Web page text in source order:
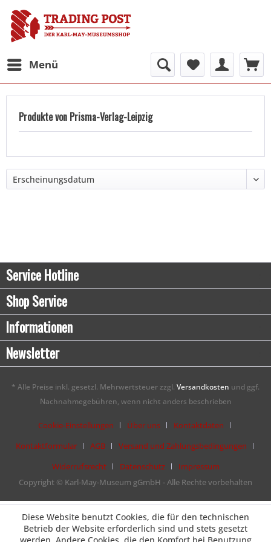
Menü
Produkte von Prisma-Verlag-Leipzig
Service Hotline
Shop Service
Informationen
Newsletter
* Alle Preise inkl. gesetzl. Mehrwertsteuer zzgl. Versandkosten und ggf.
Nachnahmegebühren, wenn nicht anders beschrieben
Cookie-Einstellungen Über uns
Kontaktdaten
Kontaktformular
AGB
Versand und Zahlungsbedingungen
Widerrufsrecht
Datenschutz
Impressum
Copyright © Karl-May-Museum gGmbH - Alle Rechte vorbehalten
Diese Website benutzt Cookies, die für den technischen
Betrieb der Website erforderlich sind und stets gesetzt